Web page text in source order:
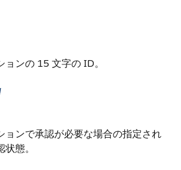
ンの 15 文字の ID。
ョンで承認が必要な場合の指定され
態。